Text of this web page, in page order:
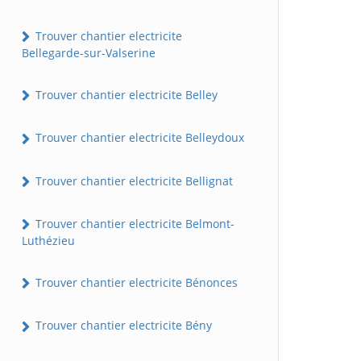
Trouver chantier electricite
Bellegarde-sur-Valserine
Trouver chantier electricite Belley
Trouver chantier electricite Belleydoux
Trouver chantier electricite Bellignat
Trouver chantier electricite Belmont-
Luthézieu
Trouver chantier electricite Bénonces
Trouver chantier electricite Bény